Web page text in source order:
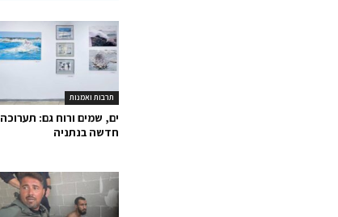
תרבות ואמנות
ים, שמים ורוח גם: תערוכה
חדשה בנתניה